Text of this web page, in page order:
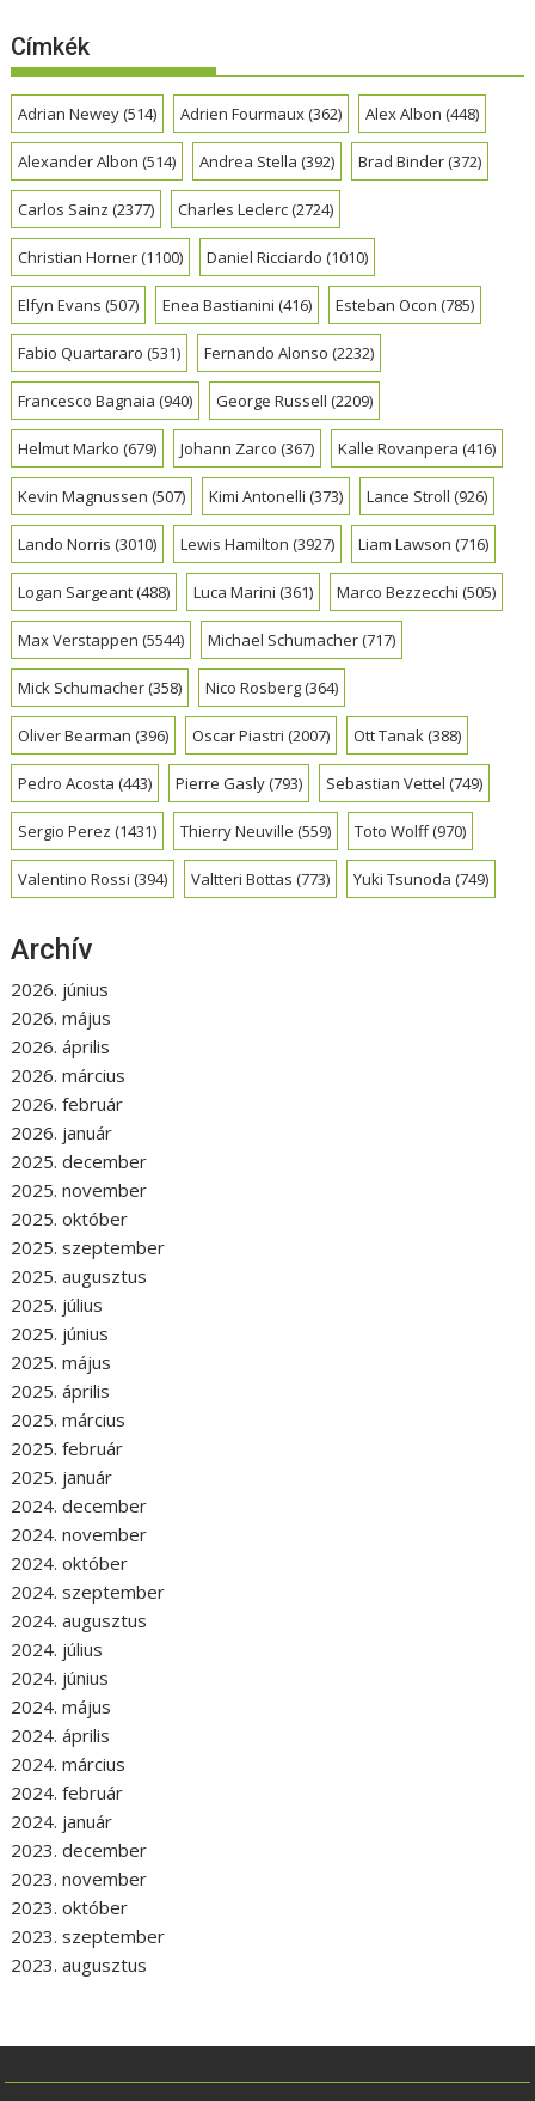
Címkék
Adrian Newey(514) Adrien Fourmaux(362) Alex Albon (448)
Alexander Albon (514) Andrea Stella (392) Brad Binder(372)
Carlos Sainz (2377) Charles Leclerc(2724)
Christian Horner(1100) Daniel Ricciardo (1010)
Elfyn Evans (507) Enea Bastianini (416) Esteban Ocon (785)
Fabio Quartararo (531) Fernando Alonso (2232)
Francesco Bagnaia (940) George Russell (2209)
Helmut Marko (679) Johann Zarco (367) Kalle Rovanpera (416)
Kevin Magnussen (507) Kimi Antonelli (373) Lance Stroll (926)
Lando Norris (3010) Lewis Hamilton (3927) Liam Lawson (716)
Logan Sargeant(488) Luca Marini (361) Marco Bezzecchi (505)
Max Verstappen (5544) Michael Schumacher(717)
Mick Schumacher(358) Nico Rosberg(364)
Oliver Bearman (396) Oscar Piastri (2007) Ott Tanak(388)
Pedro Acosta (443) Pierre Gasly(793) Sebastian Vettel (749)
Sergio Perez (1431) Thierry Neuville (559) Toto Wolff(970)
Valentino Rossi (394) Valtteri Bottas (773) Yuki Tsunoda (749)
Archív
2026. június
2026. május
2026. április
2026. március
2026. február
2026. január
2025. december
2025. november
2025. október
2025. szeptember
2025. augusztus
2025. július
2025. június
2025. május
2025. április
2025. március
2025. február
2025. január
2024. december
2024. november
2024. október
2024. szeptember
2024. augusztus
2024. július
2024. június
2024. május
2024. április
2024. március
2024. február
2024. január
2023. december
2023. november
2023. október
2023. szeptember
2023. augusztus